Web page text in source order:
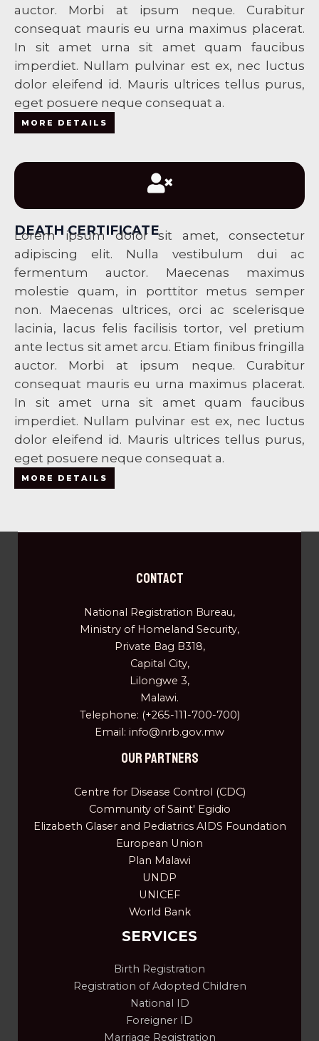
auctor. Morbi at ipsum neque. Curabitur
consequat mauris eu urna maximus placerat.
In sit amet urna sit amet quam faucibus
imperdiet. Nullam pulvinar est ex, nec luctus
dolor eleifend id. Mauris ultrices tellus purus,
eget posuere neque consequat a.
MORE DETAILS
DEATH CERTIFICATE
Lorem ipsum dolor sit amet, consectetur
adipiscing elit. Nulla vestibulum dui ac
fermentum auctor. Maecenas maximus
molestie quam, in porttitor metus semper
non. Maecenas ultrices, orci ac scelerisque
lacinia, lacus felis facilisis tortor, vel pretium
ante lectus sit amet arcu. Etiam finibus fringilla
auctor. Morbi at ipsum neque. Curabitur
consequat mauris eu urna maximus placerat.
In sit amet urna sit amet quam faucibus
imperdiet. Nullam pulvinar est ex, nec luctus
dolor eleifend id. Mauris ultrices tellus purus,
eget posuere neque consequat a.
MORE DETAILS
Contact
National Registration Bureau,
Ministry of Homeland Security,
Private Bag B318,
Capital City,
Lilongwe 3,
Malawi.
Telephone: (+265-111-700-700)
Email: info@nrb.gov.mw
OUR PARTNERS
Centre for Disease Control (CDC)
Community of Saint' Egidio
Elizabeth Glaser and Pediatrics AIDS Foundation
European Union
Plan Malawi
UNDP
UNICEF
World Bank
SERVICES
Birth Registration
Registration of Adopted Children
National ID
Foreigner ID
Marriage Registration